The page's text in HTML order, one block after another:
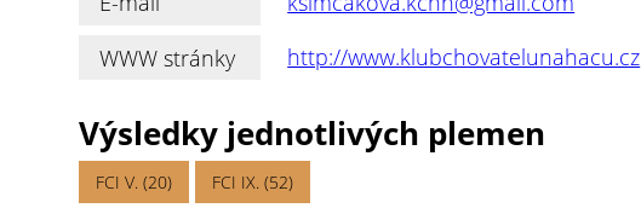
WWW stránky
http://www.klubchovatelunahacu.cz
Výsledky jednotlivých plemen
FCI V. (20) FCI IX. (52)